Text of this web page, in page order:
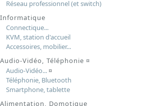
Réseau professionnel (et switch)
Informatique
Connectique...
KVM, station d'accueil
Accessoires, mobilier...
Audio-Vidéo, Téléphonie ¤
Audio-Vidéo...¤
Téléphonie, Bluetooth
Smartphone, tablette
Alimentation, Domotique